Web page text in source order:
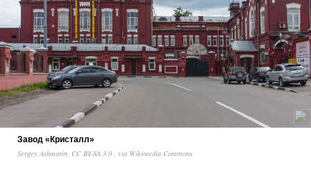
Завод «Кристалл»
Sergey Ashmarin, CC BY-SA 3.0 , via Wikimedia Commons